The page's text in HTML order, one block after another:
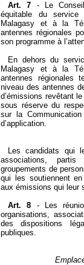
Art. 7 -Le Conseil
équitable du service
Malagasy et à la
antennes régionales
son programme à
En dehors du
Malagasy et à la
antennes régionales
niveau des antennes
d’émissions revêtant
sous réserve du
sur la
d’application.
Les candidats qui
associations,
groupements de
qui les soutiennent
aux émissions qui leur
Art. 8 -Les
organisations,
des dispositions
publiques.